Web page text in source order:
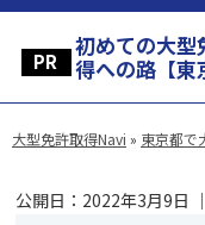
初めての大型
得への路【東
大型免許取得Navi » 東京都で
公開日： 2022年3月9日